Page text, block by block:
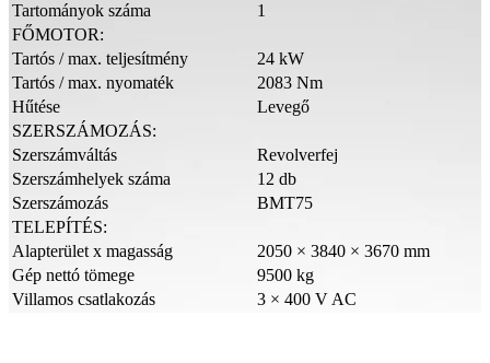
Tartományok száma
1
FŐMOTOR:
Tartós / max. teljesítmény
24 kW
Tartós / max. nyomaték
2083 Nm
Hűtése
Levegő
SZERSZÁMOZÁS:
Szerszámváltás
Revolverfej
Szerszámhelyek száma
12 db
Szerszámozás
BMT75
TELEPÍTÉS:
Alapterület x magasság
2050 × 3840 × 3670 mm
Gép nettó tömege
9500 kg
Villamos csatlakozás
3 × 400 V AC